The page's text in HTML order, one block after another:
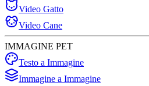
Video Gatto
Video Cane
IMMAGINE PET
Testo a Immagine
Immagine a Immagine